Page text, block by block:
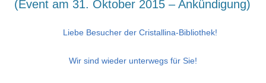
(Event am 31. Oktober 2015 – Ankündigung)
Liebe Besucher der Cristallina-Bibliothek!
Wir sind wieder unterwegs für Sie!